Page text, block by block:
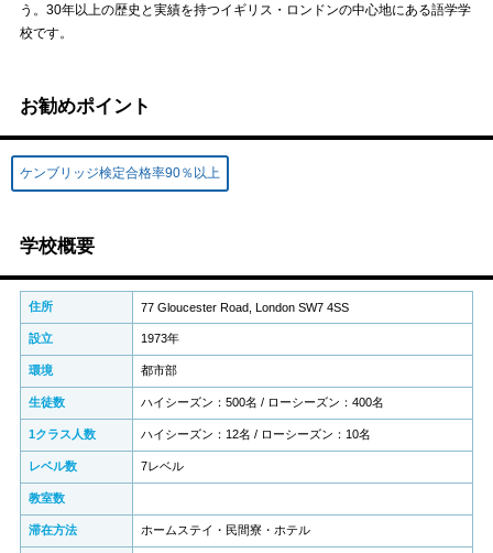
う。30年以上の歴史と実績を持つイギリス・ロンドンの中心地にある語学学
校です。
お勧めポイント
ケンブリッジ検定合格率90％以上
学校概要
住所 77 Gloucester Road, London SW7 4SS
設立 1973年
環境 都市部
生徒数 ハイシーズン：500名 / ローシーズン：400名
1クラス人数 ハイシーズン：12名 / ローシーズン：10名
レベル数 7レベル
教室数
滞在方法 ホームステイ・民間寮・ホテル